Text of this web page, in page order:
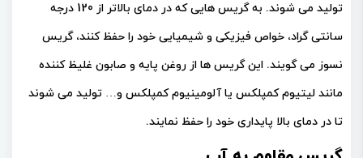
تولید می شوند. به گریس هایی که در دمای بالاتر از 120 درجه
سانتی گراد، خواص فیزیکی و شیمیایی خود را حفظ کنند، گریس
نسوز می گویند. این گریس ها از روغن پایه و صابون غلیظ کننده
مانند لیتیوم کمپلکس یا آلومینیوم کمپلکس و… تولید می شوند
تا در دمای بالا پایداری خود را حفظ نمایند.